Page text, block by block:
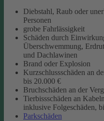
Diebstahl, Raub oder
Personen
grobe Fahrlässigkeit
Schäden durch
Überschwemmung,
und Dachlawinen
Brand oder Explosion
Kurzschlussschäden an
bis 20.000 €
Bruchschäden an der
Tierbissschäden an
inklusive Folgeschäden,
Parkschäden